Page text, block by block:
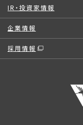
IR・投資家情報
企業情報
採用情報